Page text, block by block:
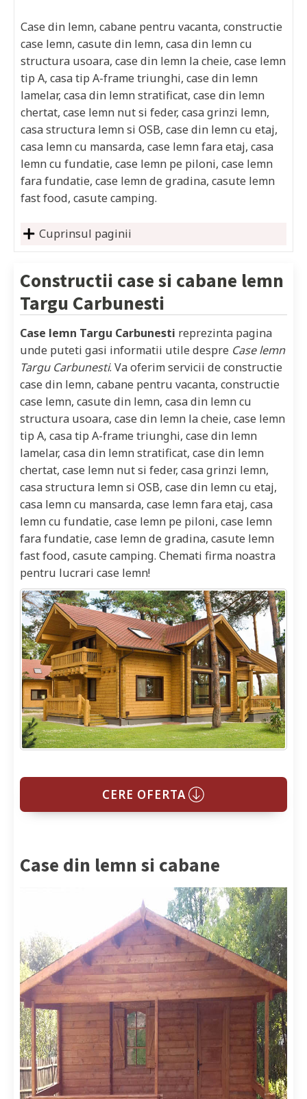
Case din lemn, cabane pentru vacanta, constructie
case lemn, casute din lemn, casa din lemn cu
structura usoara, case din lemn la cheie, case lemn
tip A, casa tip A-frame triunghi, case din lemn
lamelar, casa din lemn stratificat, case din lemn
chertat, case lemn nut si feder, casa grinzi lemn,
casa structura lemn si OSB, case din lemn cu etaj,
casa lemn cu mansarda, case lemn fara etaj, casa
lemn cu fundatie, case lemn pe piloni, case lemn
fara fundatie, case lemn de gradina, casute lemn
fast food, casute camping.
Cuprinsul paginii
Constructii case si cabane lemn
Targu Carbunesti
Case lemn Targu Carbunesti reprezinta pagina
unde puteti gasi informatii utile despre Case lemn
Targu Carbunesti. Va oferim servicii de constructie
case din lemn, cabane pentru vacanta, constructie
case lemn, casute din lemn, casa din lemn cu
structura usoara, case din lemn la cheie, case lemn
tip A, casa tip A-frame triunghi, case din lemn
lamelar, casa din lemn stratificat, case din lemn
chertat, case lemn nut si feder, casa grinzi lemn,
casa structura lemn si OSB, case din lemn cu etaj,
casa lemn cu mansarda, case lemn fara etaj, casa
lemn cu fundatie, case lemn pe piloni, case lemn
fara fundatie, case lemn de gradina, casute lemn
fast food, casute camping. Chemati firma noastra
pentru lucrari case lemn!
CERE OFERTA
Case din lemn si cabane